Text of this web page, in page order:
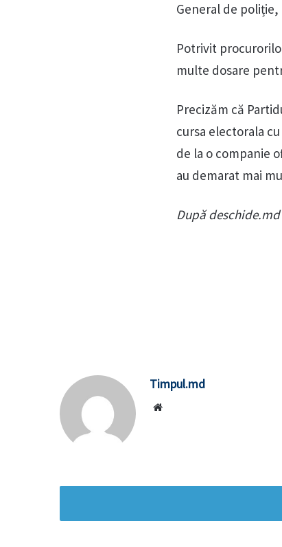
General de poliție,
Potrivit
multe dosare
Precizăm că
cursa electorala
de la o companie
au demarat mai
După deschide.md
Timpul.md